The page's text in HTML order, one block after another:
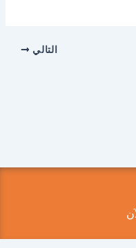
التالي